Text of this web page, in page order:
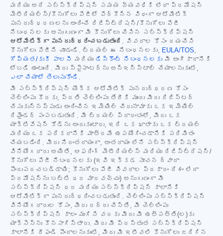
మరియు అదే సబ్‌స్క్రిప్షన్ సమయ వ్యవధికి లేదా ప్రమోషన్
మెటీరియల్స్/కొనుగోలు పేజీలో పేర్కొన్న విధంగా ఆటోమేటిక్
పునరుద్ధరణలను అందించే రిజిస్ట్రేషన్/కొనుగోలు పేజీ
నిబంధనలకు అనుగుణంగా మీ కొనుగోలు చేసిన సబ్‌స్క్రిప్షన్
ఆటోమేటిక్‌గా పునరుద్ధరించబడుతుంది . వివరాల కోసం దయచేసి
కొనుగోలు పేజీని చూడండి. ట్రయల్ ఈ నిబంధనలకు, EULA/TOS,
గోప్యత/కుకీ పాలసీ మరియు డిస్కౌంట్ నిబంధనలకు మీ అంగీకారానికి
లోబడి ఉంటుంది. మీరు స్పైహంటర్‌ను అన్‌ఇన్‌స్టాల్ చేయాలనుకుంటే,
ఎలా చేయాలో తెలుసుకోండి .
మీ సబ్‌స్క్రిప్షన్ యొక్క ఆటోమేటిక్ పునరుద్ధరణ కోసం
చెల్లింపు కొరకు, ప్రతి చెల్లింపు తేదీకి ముందు మీరు రిజిస్టర్
చేసుకున్నప్పుడు అందించిన ఇమెయిల్ చిరునామాకు ఒక ఇమెయిల్
రిమైండర్ పంపబడుతుంది. మీ ట్రయల్ ప్రారంభంలో, మీరు ఒక
యాక్టివేషన్ కోడ్‌ను అందుకుంటారు, ఇది ఒక ఖాతాకు ఒక ట్రయల్
మరియు ఒక పరికరానికి మాత్రమే ఉపయోగించడానికి పరిమితం
చేయబడింది. మీరు నిరంతరాయంగా, అంతరాయం లేని సబ్‌స్క్రిప్షన్
వినియోగదారు అయితే, ఆఫరింగ్ మెటీరియల్స్ మరియు రిజిస్ట్రేషన్/
కొనుగోలు పేజీ నిబంధనలకు (ఇవి ఇక్కడ సూచన ద్వారా
పొందుపరచబడ్డాయి; కొనుగోలు పేజీ వివరాల ప్రకారం దేశం లేదా
ప్రమోషన్‌ను బట్టి ధర మారవచ్చు) అనుగుణంగా మీ
సబ్‌స్క్రిప్షన్ ధర మరియు సబ్‌స్క్రిప్షన్ కాలానికి
ఆటోమేటిక్‌గా పునరుద్ధరించబడుతుంది. చెల్లింపు సబ్‌స్క్రిప్షన్
వినియోగదారుల కోసం, మీరు రద్దు చేస్తే, మీ చెల్లింపు
సబ్‌స్క్రిప్షన్ కాలం ముగిసే వరకు మీరు మీ ఉత్పత్తి(ల)కు
యాక్సెస్‌ను కొనసాగిస్తారు. మీరు మీ ప్రస్తుత సబ్‌స్క్రిప్షన్
కాలానికి రీఫండ్ పొందాలనుకుంటే, మీరు మీ ఇటీవలి కొనుగోలు జరిగిన